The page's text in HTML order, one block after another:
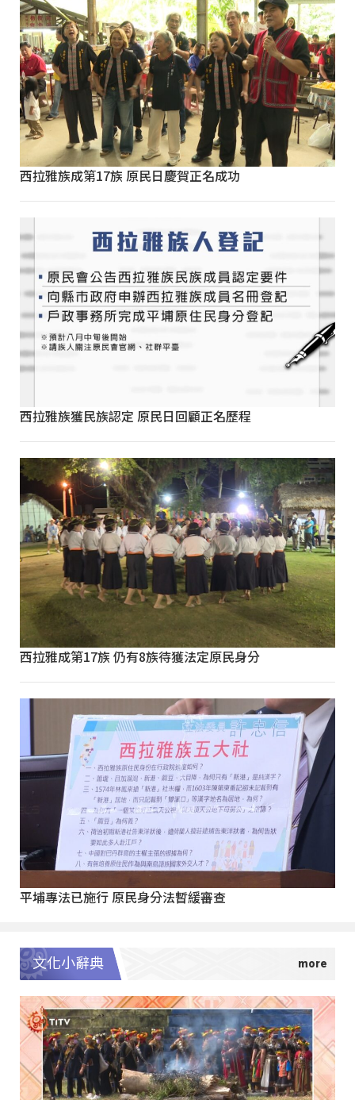
西拉雅族成第17族 原民日慶賀正名成功
西拉雅族獲民族認定 原民日回顧正名歷程
西拉雅成第17族 仍有8族待獲法定原民身分
平埔專法已施行 原民身分法暫緩審查
文化小辭典